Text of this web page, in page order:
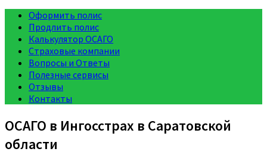
Оформить полис
Продлить полис
Калькулятор ОСАГО
Страховые компании
Вопросы и Ответы
Полезные сервисы
Отзывы
Контакты
ОСАГО в Ингосстрах в Саратовской
области